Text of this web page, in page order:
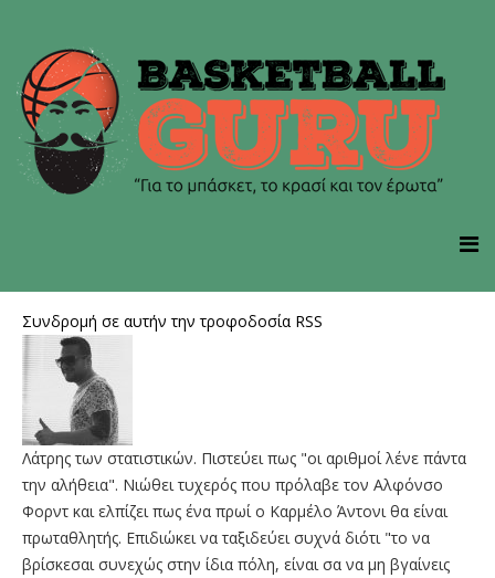
Συνδρομή σε αυτήν την τροφοδοσία RSS
Λάτρης των στατιστικών. Πιστεύει πως "οι αριθμοί λένε πάντα
την αλήθεια". Νιώθει τυχερός που πρόλαβε τον Αλφόνσο
Φορντ και ελπίζει πως ένα πρωί ο Καρμέλο Άντονι θα είναι
πρωταθλητής. Επιδιώκει να ταξιδεύει συχνά διότι "το να
βρίσκεσαι συνεχώς στην ίδια πόλη, είναι σα να μη βγαίνεις